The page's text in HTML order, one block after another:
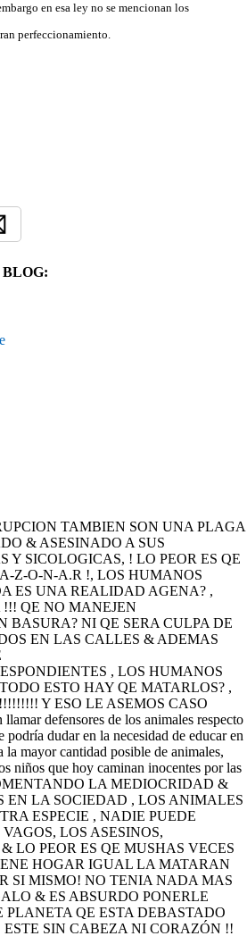
en esa ley no se mencionan los
perfeccionamiento.
TAMBIEN SON UNA PLAGA
& ASESINADO A SUS
Y SICOLOGICAS, ! LO PEOR ES QE
Z-O-N-A.R !, LOS HUMANOS
ES UNA REALIDAD AGENA? ,
!!! QE NO MANEJEN
BASURA? NI QE SERA CULPA DE
EN LAS CALLES & ADEMAS
, LOS HUMANOS
ESTO HAY QE MATARLOS? ,
Y ESO LE ASEMOS CASO
defensores de los animales respecto
dudar en la necesidad de educar en
mayor cantidad posible de animales,
niños que hoy caminan inocentes por las
LA MEDIOCRIDAD &
EN LA SOCIEDAD , LOS ANIMALES
ESPECIE , NADIE PUEDE
LOS ASESINOS,
LO PEOR ES QE MUSHAS VECES
HOGAR IGUAL LA MATARAN
SI MISMO! NO TENIA NADA MAS
& ES ABSURDO PONERLE
QE ESTA DEBASTADO
SIN CABEZA NI CORAZÓN !!